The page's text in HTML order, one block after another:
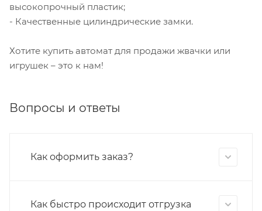
высокопрочный пластик;
- Качественные цилиндрические замки.
Хотите купить автомат для продажи жвачки или
игрушек – это к нам!
Вопросы и ответы
Как оформить заказ?
Как быстро происходит отгрузка